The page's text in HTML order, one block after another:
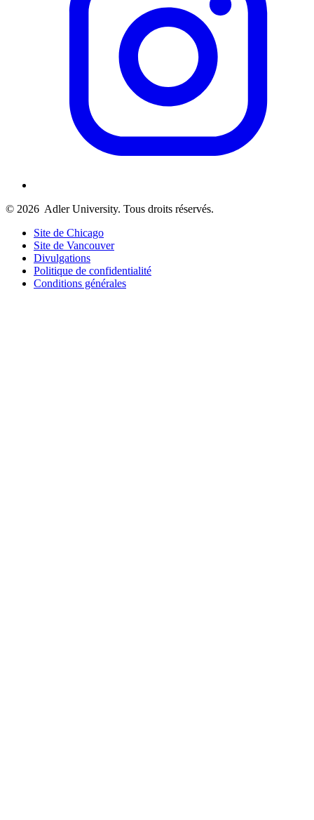
© 2026 Adler University. Tous droits réservés.
Site de Chicago
Site de Vancouver
Divulgations
Politique de confidentialité
Conditions générales